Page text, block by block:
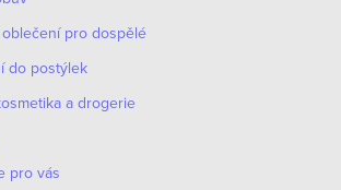
pro dospělé
do postýlek
a drogerie
pro vás